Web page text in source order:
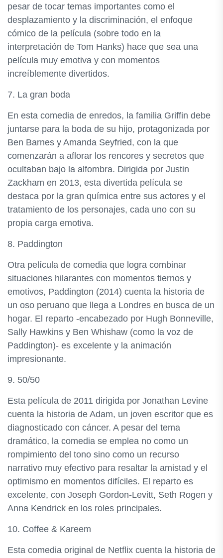
pesar de tocar temas importantes como el
desplazamiento y la discriminación, el enfoque
cómico de la película (sobre todo en la
interpretación de Tom Hanks) hace que sea una
película muy emotiva y con momentos
increíblemente divertidos.
7. La gran boda
En esta comedia de enredos, la familia Griffin debe
juntarse para la boda de su hijo, protagonizada por
Ben Barnes y Amanda Seyfried, con la que
comenzarán a aflorar los rencores y secretos que
ocultaban bajo la alfombra. Dirigida por Justin
Zackham en 2013, esta divertida película se
destaca por la gran química entre sus actores y el
tratamiento de los personajes, cada uno con su
propia carga emotiva.
8. Paddington
Otra película de comedia que logra combinar
situaciones hilarantes con momentos tiernos y
emotivos, Paddington (2014) cuenta la historia de
un oso peruano que llega a Londres en busca de un
hogar. El reparto -encabezado por Hugh Bonneville,
Sally Hawkins y Ben Whishaw (como la voz de
Paddington)- es excelente y la animación
impresionante.
9. 50/50
Esta película de 2011 dirigida por Jonathan Levine
cuenta la historia de Adam, un joven escritor que es
diagnosticado con cáncer. A pesar del tema
dramático, la comedia se emplea no como un
rompimiento del tono sino como un recurso
narrativo muy efectivo para resaltar la amistad y el
optimismo en momentos difíciles. El reparto es
excelente, con Joseph Gordon-Levitt, Seth Rogen y
Anna Kendrick en los roles principales.
10. Coffee & Kareem
Esta comedia original de Netflix cuenta la historia de